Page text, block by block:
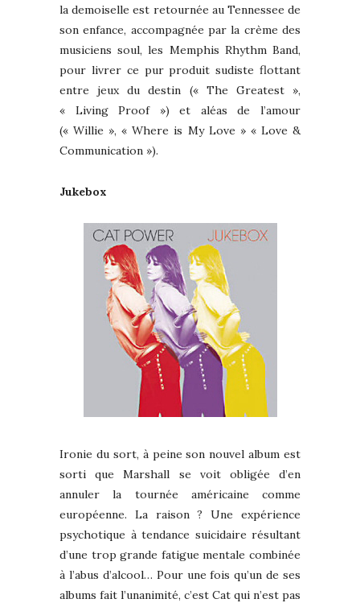
la demoiselle est retournée au Tennessee de
son enfance, accompagnée par la crème des
musiciens soul, les Memphis Rhythm Band,
pour livrer ce pur produit sudiste flottant
entre jeux du destin (« The Greatest »,
« Living Proof ») et aléas de l’amour
(« Willie », « Where is My Love » « Love &
Communication »).
Jukebox
Ironie du sort, à peine son nouvel album est
sorti que Marshall se voit obligée d’en
annuler la tournée américaine comme
européenne. La raison ? Une expérience
psychotique à tendance suicidaire résultant
d’une trop grande fatigue mentale combinée
à l’abus d’alcool… Pour une fois qu’un de ses
albums fait l’unanimité, c’est Cat qui n’est pas